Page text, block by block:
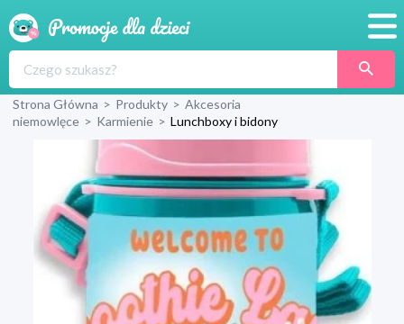
Produkty
Blog
Wyprawka
Strona Główna > Produkty > Akcesoria
niemowlęce > Karmienie > Lunchboxy i bidony